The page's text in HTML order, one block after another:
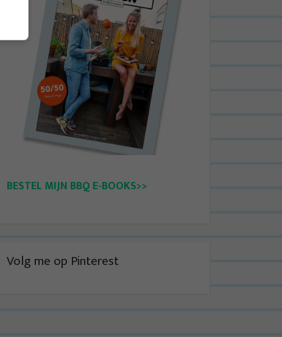
BESTEL MIJN BBQ E-BOOKS>>
Volg me op Pinterest